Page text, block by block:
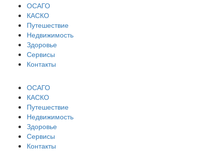
ОСАГО
КАСКО
Путешествие
Недвижимость
Здоровье
Сервисы
Контакты
ОСАГО
КАСКО
Путешествие
Недвижимость
Здоровье
Сервисы
Контакты